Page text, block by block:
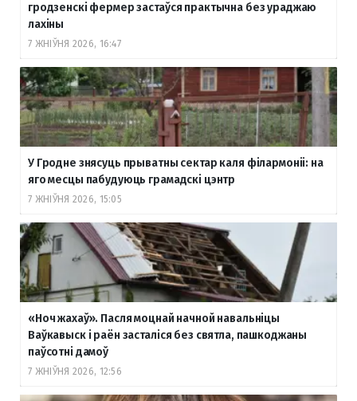
гродзенскі фермер застаўся практычна без ураджаю
лахіны
7 ЖНІЎНЯ 2026, 16:47
У Гродне знясуць прыватны сектар каля філармоніі: на
яго месцы пабудуюць грамадскі цэнтр
7 ЖНІЎНЯ 2026, 15:05
«Ноч жахаў». Пасля моцнай начной навальніцы
Ваўкавыск і раён засталіся без святла, пашкоджаны
паўсотні дамоў
7 ЖНІЎНЯ 2026, 12:56